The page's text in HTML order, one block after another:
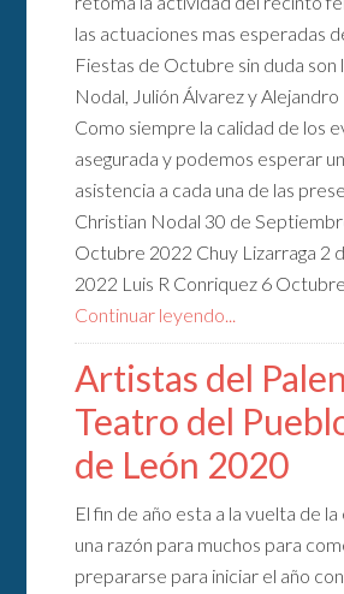
las actuaciones mas esperadas
Fiestas de Octubre sin duda son
Nodal, Julión Álvarez y Alejandro
Como siempre la calidad de los
asegurada y podemos esperar
asistencia a cada una de las
Christian Nodal 30 de
Octubre 2022 Chuy Lizarraga 2
2022 Luis R Conriquez 6
Continuar leyendo...
Artistas del
Teatro del
de León 2020
El fin de año esta a la vuelta de la
una razón para muchos para
prepararse para iniciar el año